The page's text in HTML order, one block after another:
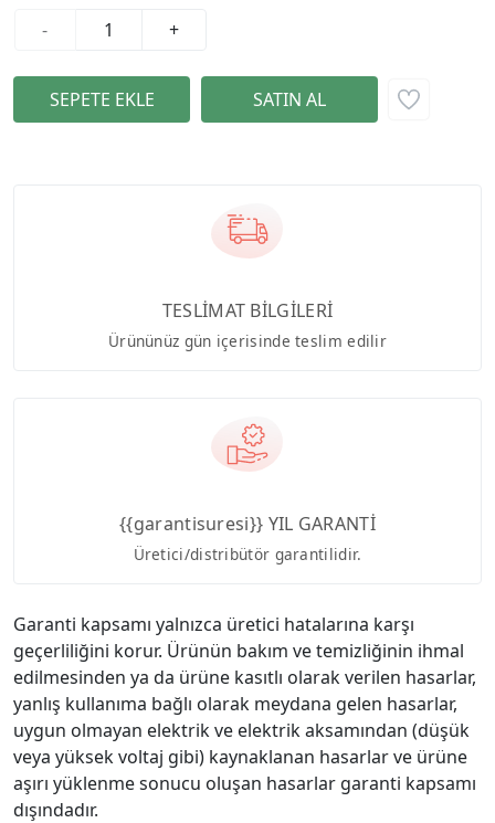
-
+
TESLİMAT BİLGİLERİ
Ürününüz gün içerisinde teslim edilir
{{garantisuresi}} YIL GARANTİ
Üretici/distribütör garantilidir.
Garanti kapsamı yalnızca üretici hatalarına karşı
geçerliliğini korur. Ürünün bakım ve temizliğinin ihmal
edilmesinden ya da ürüne kasıtlı olarak verilen hasarlar,
yanlış kullanıma bağlı olarak meydana gelen hasarlar,
uygun olmayan elektrik ve elektrik aksamından (düşük
veya yüksek voltaj gibi) kaynaklanan hasarlar ve ürüne
aşırı yüklenme sonucu oluşan hasarlar garanti kapsamı
dışındadır.